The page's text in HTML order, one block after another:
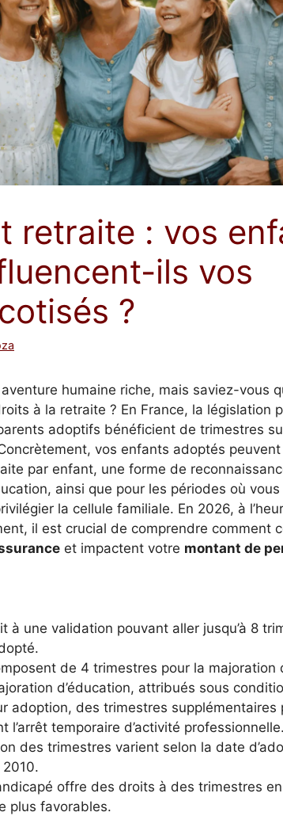
retraite : vos
ils vos
?
humaine riche, mais saviez-vous
à la retraite ? En France, la législation
adoptifs bénéficient de trimestres
vos enfants adoptés peuvent
par enfant, une forme de
ainsi que pour les périodes où
la cellule familiale. En 2026, à
il est crucial de comprendre comment
et impactent votre montant de
à une validation pouvant aller jusqu’à 8
de 4 trimestres pour la majoration
d’éducation, attribués sous
adoption, des trimestres supplémentaires
l’arrêt temporaire d’activité professionnelle.
des trimestres varient selon la date
offre des droits à des trimestres
plus favorables.